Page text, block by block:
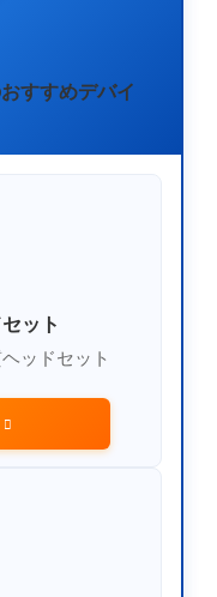
すすめデバイ
ット
ッドセット